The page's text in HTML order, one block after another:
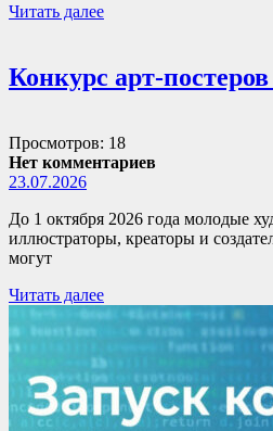
Читать далее
Конкурс арт-
Просмотров: 18
Нет комментариев
23.07.2026
До 1 октября 2026 года молодые
иллюстраторы, креаторы и
могут
Читать далее